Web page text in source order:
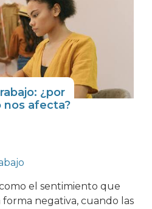
¿por
nos afecta?
el sentimiento que
negativa, cuando las